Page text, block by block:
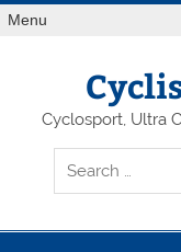
Menu
Cyclosport, Ultra